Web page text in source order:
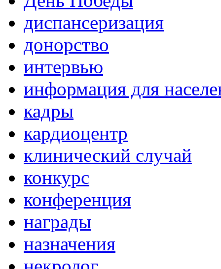
диспансеризация
донорство
интервью
информация для
кадры
кардиоцентр
клинический случай
конкурс
конференция
награды
назначения